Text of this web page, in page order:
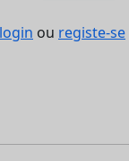
login ou registe-se